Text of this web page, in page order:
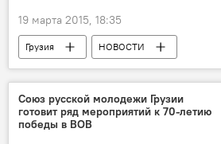
19 марта 2015, 18:35
Грузия НОВОСТИ
Союз русской молодежи Грузии
готовит ряд мероприятий к 70-летию
победы в ВОВ